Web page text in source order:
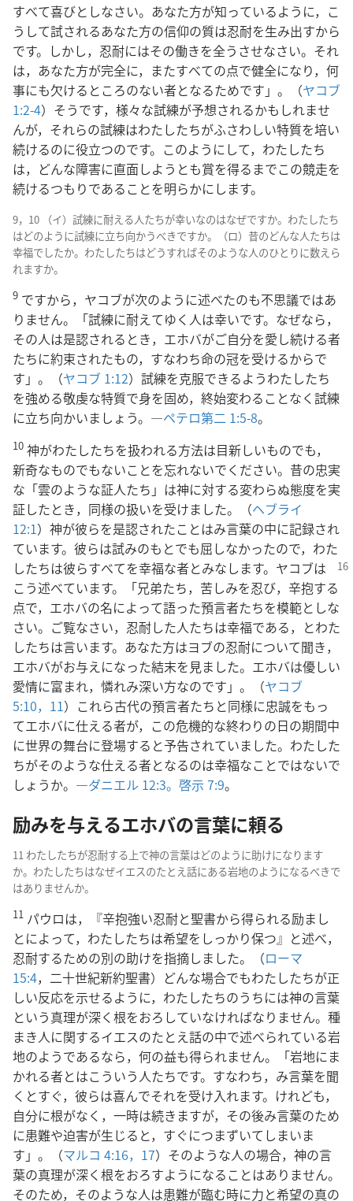
すべて喜びとしなさい。あなた方が知っているように，こ
うして試されるあなた方の信仰の質は忍耐を生み出すから
です。しかし，忍耐にはその働きを全うさせなさい。それ
は，あなた方が完全に，またすべての点で健全になり，何
事にも欠けるところのない者となるためです」。（ヤコブ
1:2-4）そうです，様々な試練が予想されるかもしれませ
んが，それらの試練はわたしたちがふさわしい特質を培い
続けるのに役立つのです。このようにして，わたしたち
は，どんな障害に直面しようとも賞を得るまでこの競走を
続けるつもりであることを明らかにします。
9，10 （イ）試練に耐える人たちが幸いなのはなぜですか。わたしたち
はどのように試練に立ち向かうべきですか。（ロ）昔のどんな人たちは
幸福でしたか。わたしたちはどうすればそのような人のひとりに数えら
れますか。
9 ですから，ヤコブが次のように述べたのも不思議ではあ
りません。「試練に耐えてゆく人は幸いです。なぜなら，
その人は是認されるとき，エホバがご自分を愛し続ける者
たちに約束されたもの，すなわち命の冠を受けるからで
す」。（ヤコブ 1:12）試練を克服できるようわたしたち
を強める敬虔な特質で身を固め，終始変わることなく試練
に立ち向かいましょう。―ペテロ第二 1:5-8。
10 神がわたしたちを扱われる方法は目新しいものでも，
新奇なものでもないことを忘れないでください。昔の忠実
な「雲のような証人たち」は神に対する変わらぬ態度を実
証したとき，同様の扱いを受けました。（ヘブライ
12:1）神が彼らを是認されたことはみ言葉の中に記録され
ています。彼らは試みのもとでも屈しなかったので，わた
したちは彼らすべてを幸福な者とみなします。 ヤコブは
こう述べています。「兄弟たち，苦しみを忍び，辛抱する
点で，エホバの名によって語った預言者たちを模範としな
さい。ご覧なさい，忍耐した人たちは幸福である，とわた
したちは言います。あなた方はヨブの忍耐について聞き，
エホバがお与えになった結末を見ました。エホバは優しい
愛情に富まれ，憐れみ深い方なのです」。（ヤコブ
5:10，11）これら古代の預言者たちと同様に忠誠をもっ
てエホバに仕える者が，この危機的な終わりの日の期間中
に世界の舞台に登場すると予告されていました。わたした
ちがそのような仕える者となるのは幸福なことではないで
しょうか。―ダニエル 12:3。 啓示 7:9。
励みを与えるエホバの言葉に頼る
11 わたしたちが忍耐する上で神の言葉はどのように助けになります
か。わたしたちはなぜイエスのたとえ話にある岩地のようになるべきで
はありませんか。
11 パウロは，『辛抱強い忍耐と聖書から得られる励まし
とによって，わたしたちは希望をしっかり保つ』と述べ，
忍耐するための別の助けを指摘しました。（ローマ
15:4，二十世紀新約聖書）どんな場合でもわたしたちが正
しい反応を示せるように，わたしたちのうちには神の言葉
という真理が深く根をおろしていなければなりません。種
まき人に関するイエスのたとえ話の中で述べられている岩
地のようであるなら，何の益も得られません。「岩地にま
かれる者とはこういう人たちです。すなわち，み言葉を聞
くとすぐ，彼らは喜んでそれを受け入れます。けれども，
自分に根がなく，一時は続きますが，その後み言葉のため
に患難や迫害が生じると，すぐにつまずいてしまいま
す」。（マルコ 4:16，17）そのような人の場合，神の言
葉の真理が深く根をおろすようになることはありません。
そのため，そのような人は患難が臨む時に力と希望の真の